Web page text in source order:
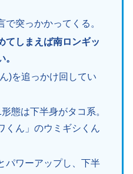
で突っかかってくる。
てしまえば南ロンギッ
。
)を追っかけ回してい
態は下半身がタコ系。
くん」のウミギシくん
パワーアップし、下半